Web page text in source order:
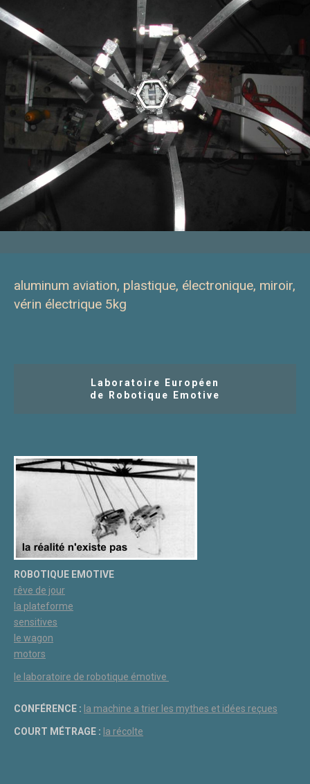
aluminum aviation, plastique, électronique, miroir,
vérin électrique 5kg
Laboratoire Européen
de Robotique Emotive
ROBOTIQUE EMOTIVE
rêve de jour
la plateforme
sensitives
le wagon
motors
le laboratoire de robotique émotive
CONFÉRENCE : la machine a trier les mythes et idées reçues
COURT MÉTRAGE : la récolte